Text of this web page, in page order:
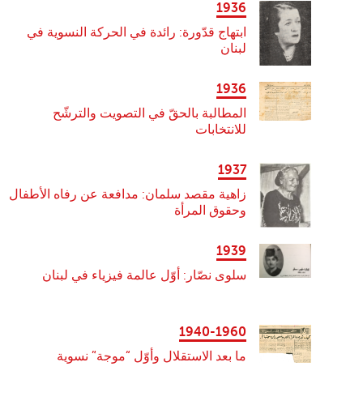
1936
ابتهاج قدّورة: رائدة في الحركة النسوية في
لبنان
1936
المطالبة بالحقّ في التصويت والترشّح
للانتخابات
1937
زاهية مقصد سلمان: مدافعة عن رفاه الأطفال
وحقوق المرأة
1939
سلوى نصّار: أوّل عالمة فيزياء في لبنان
1940-1960
ما بعد الاستقلال وأوّل “موجة” نسوية